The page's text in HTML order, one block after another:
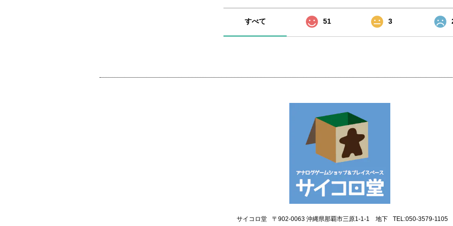
すべて 51 3
サイコロ堂 〒902-0063 沖縄県那覇市三原1-1-1 地下 TEL:050-3579-1105